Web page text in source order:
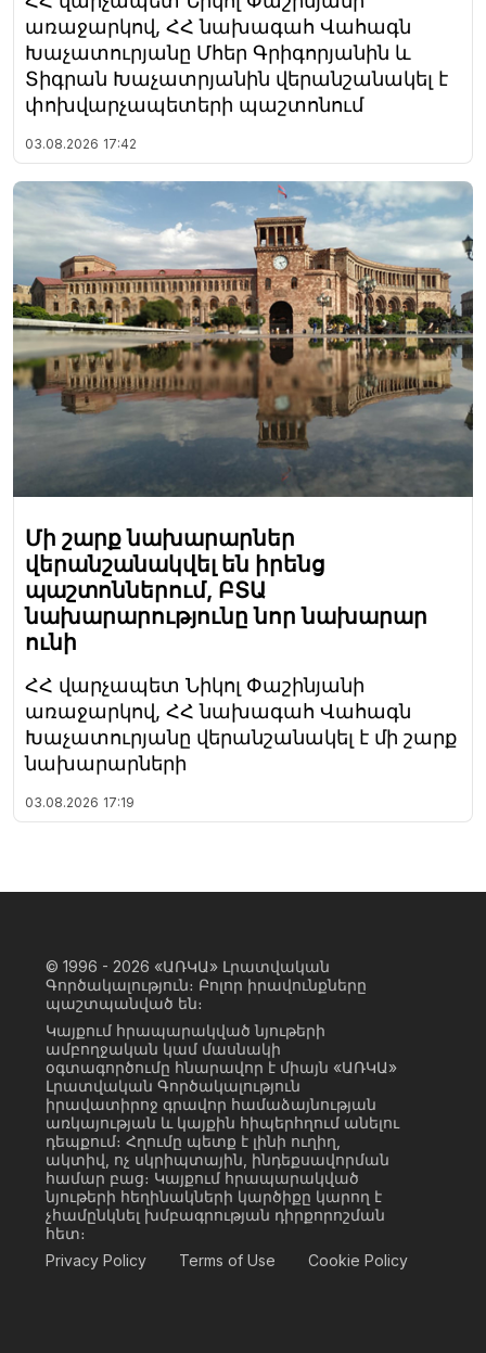
առաջարկով, ՀՀ նախագահ Վահագն
Խաչատուրյանը Մհեր Գրիգորյանին և
Տիգրան Խաչատրյանին վերանշանակել է
փոխվարչապետերի պաշտոնում
03.08.2026 17:42
Մի շարք նախարարներ
վերանշանակվել են իրենց
պաշտոններում, ԲՏԱ
նախարարությունը նոր նախարար
ունի
ՀՀ վարչապետ Նիկոլ Փաշինյանի
առաջարկով, ՀՀ նախագահ Վահագն
Խաչատուրյանը վերանշանակել է մի շարք
նախարարների
03.08.2026 17:19
© 1996 - 2026 «ԱՌԿԱ» Լրատվական
Գործակալություն։ Բոլոր իրավունքները
պաշտպանված են։
Կայքում հրապարակված նյութերի
ամբողջական կամ մասնակի
օգտագործումը հնարավոր է միայն «ԱՌԿԱ»
Լրատվական Գործակալություն
իրավատիրոջ գրավոր համաձայնության
առկայության և կայքին հիպերհղում անելու
դեպքում։ Հղումը պետք է լինի ուղիղ,
ակտիվ, ոչ սկրիպտային, ինդեքսավորման
համար բաց։ Կայքում հրապարակված
նյութերի հեղինակների կարծիքը կարող է
չհամընկնել խմբագրության դիրքորոշման
հետ։
Privacy Policy
Terms of Use Cookie Policy